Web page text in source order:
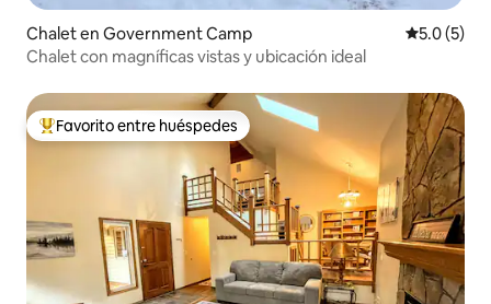
Chalet en Government Camp
5.0 (5)
Chalet con magníficas vistas y ubicación ideal
De los mejores en Favorito entre huéspedes
Favorito entre huéspedes